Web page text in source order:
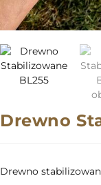
Drewno
Drewno